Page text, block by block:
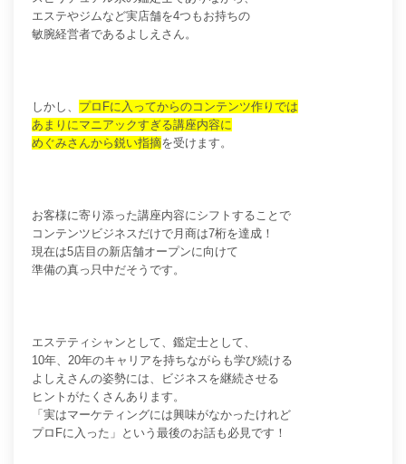
エステやジムなど実店舗を4つもお持ちの
敏腕経営者であるよしえさん。
しかし、 プロFに入ってからのコンテンツ作りでは
あまりにマニアックすぎる講座内容に
めぐみさんから鋭い指摘を受けます。
お客様に寄り添った講座内容にシフトすることで
コンテンツビジネスだけで月商は7桁を達成！
現在は5店目の新店舗オープンに向けて
準備の真っ只中だそうです。
エステティシャンとして、鑑定士として、
10年、20年のキャリアを持ちながらも学び続ける
よしえさんの姿勢には、ビジネスを継続させる
ヒントがたくさんあります。
「実はマーケティングには興味がなかったけれど
プロFに入った」という最後のお話も必見です！